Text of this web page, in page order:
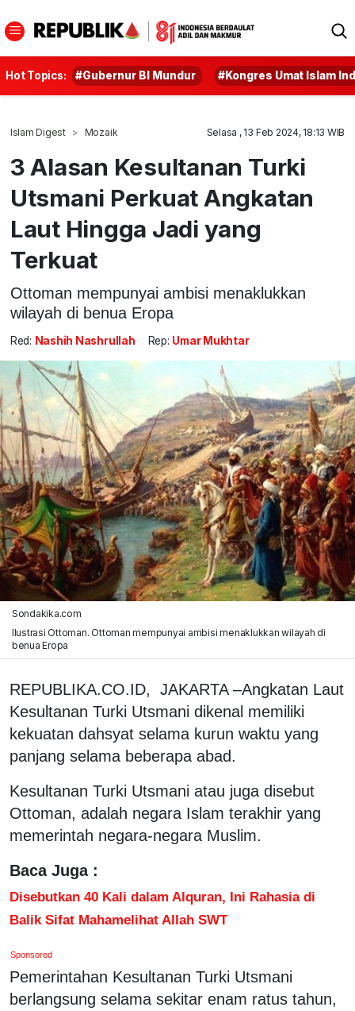
Hot Topics: #Gubernur BI Mundur #Kongres Umat Islam
Islam Digest Mozaik Selasa , 13 Feb 2024, 18:13 WIB
3 Alasan Kesultanan Turki
Utsmani Perkuat Angkatan
Laut Hingga Jadi yang
Terkuat
Ottoman mempunyai ambisi menaklukkan
wilayah di benua Eropa
Red: Nashih Nashrullah Rep: Umar Mukhtar
Sondakika.com
Ilustrasi Ottoman. Ottoman mempunyai ambisi menaklukkan wilayah di
benua Eropa
REPUBLIKA.CO.ID, JAKARTA –Angkatan Laut
Kesultanan Turki Utsmani dikenal memiliki
kekuatan dahsyat selama kurun waktu yang
panjang selama beberapa abad.
Kesultanan Turki Utsmani atau juga disebut
Ottoman, adalah negara Islam terakhir yang
memerintah negara-negara Muslim.
Baca Juga :
Disebutkan 40 Kali dalam Alquran, Ini Rahasia di
Balik Sifat Mahamelihat Allah SWT
Sponsored
Pemerintahan Kesultanan Turki Utsmani
berlangsung selama sekitar enam ratus tahun,